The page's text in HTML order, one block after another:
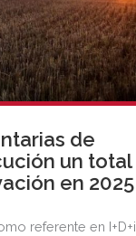
de
un total
en 2025
referente en I+D+i